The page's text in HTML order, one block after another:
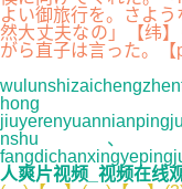
よい御旅行を。さよ
然大丈夫なの」【纬
がら直子は言った。【
nshu、
人爽片视频_视频在线